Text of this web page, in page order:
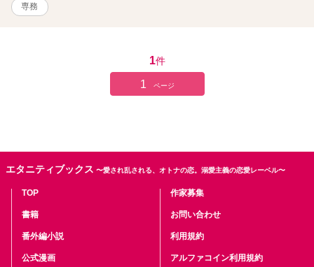
れているの？
専務
1件
1 ページ
エタニティブックス 〜愛され乱される、オトナの恋。溺愛主義の恋愛レーベル〜
TOP
書籍
番外編小説
公式漫画
作家募集
お問い合わせ
利用規約
アルファコイン利用規約